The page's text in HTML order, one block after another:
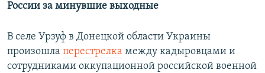
России за минувшие выходные
В селе Урзуф в Донецкой области Украины
произошла перестрелка между кадыровцами и
сотрудниками оккупационной российской военной